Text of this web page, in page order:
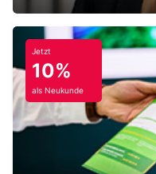
ANNEMASSE
ANNEMASSE - FRANCE
Jetzt
10%
als Neukunde